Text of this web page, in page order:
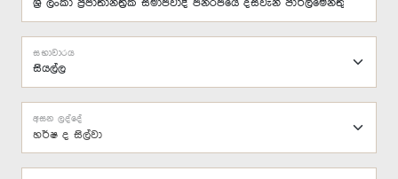
සභාවාරය
හර්ෂ ද සිල්වා
අසන ලද්දේ